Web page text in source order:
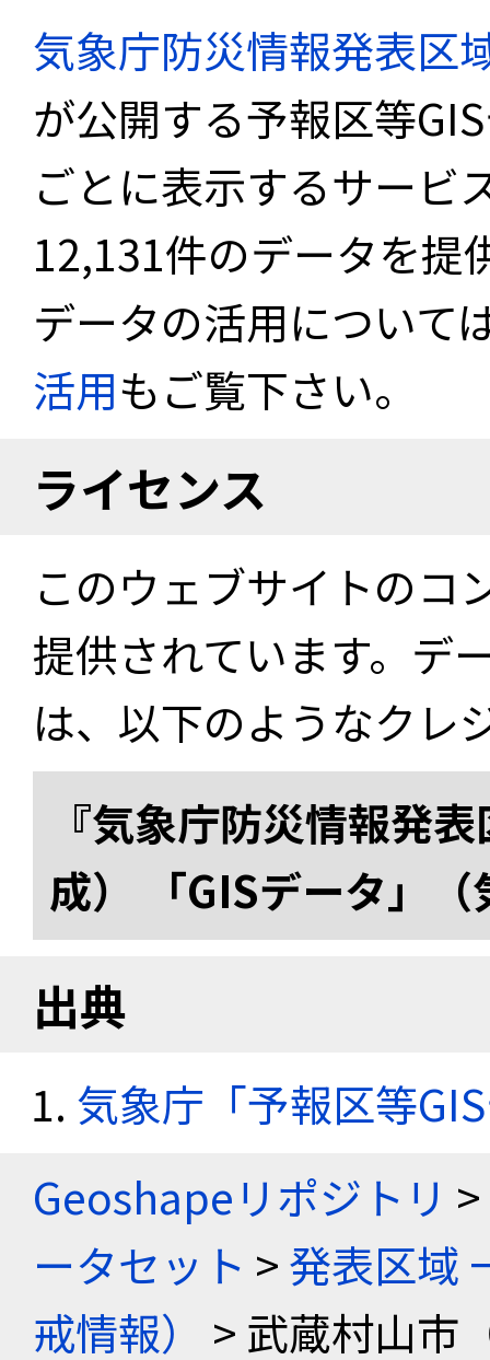
気象庁防災情報発表区
が公開する予報区等
ごとに表示するサービ
12,131件のデータを提
データの活用について
活用もご覧下さい。
ライセンス
このウェブサイトのコ
提供されています。デ
は、以下のようなクレ
『気象庁防災情報発
成） 「GISデータ」
出典
気象庁「予報区等
Geoshapeリポジトリ >
ータセット >発表区域
戒情報）
> 武蔵村山市